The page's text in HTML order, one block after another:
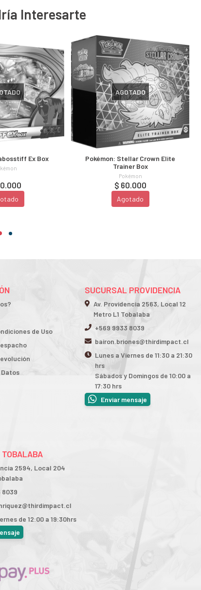
Interesarte
Ex Box
AGOTADO
Pokémon: Stellar Crown Elite
Trainer Box
Pokémon
$ 60.000
Agotado
de Uso
SUCURSAL PROVIDENCIA
Av. Providencia 2563, Local 12
Metro L1 Tobalaba
+569 9933 8039
bairon.briones@thirdimpact.cl
Lunes a Viernes de 11:30 a 21:30
hrs
Sábados y Domingos de 10:00 a
17:30 hrs
Enviar mensaje
2594, Local 204
8039
de 12:00 a 19:30hrs